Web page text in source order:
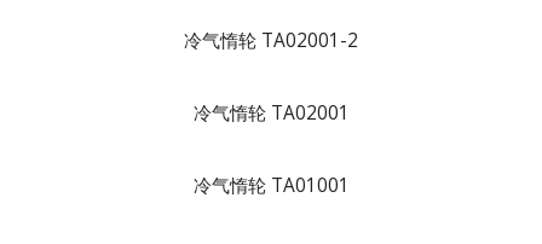
冷气惰轮 TA02001-2
冷气惰轮 TA02001
冷气惰轮 TA01001